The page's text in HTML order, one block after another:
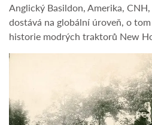
Anglický Basildon, Amerika,
dostává na globální úroveň, o
historie modrých traktorů New